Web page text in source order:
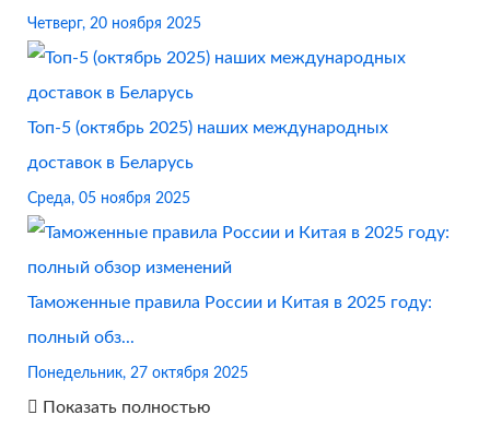
Четверг, 20 ноября 2025
Топ-5 (октябрь 2025) наших международных
доставок в Беларусь
Среда, 05 ноября 2025
Таможенные правила России и Китая в 2025 году:
полный обз...
Понедельник, 27 октября 2025
Показать полностью